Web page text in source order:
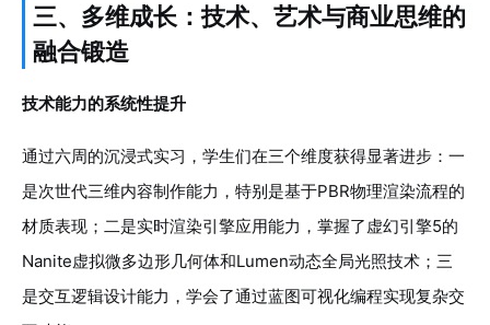
三、多维成长：技术、艺术与商业思维的
融合锻造
技术能力的系统性提升
通过六周的沉浸式实习，学生们在三个维度获得显著进步：一
是次世代三维内容制作能力，特别是基于PBR物理渲染流程的
材质表现；二是实时渲染引擎应用能力，掌握了虚幻引擎5的
Nanite虚拟微多边形几何体和Lumen动态全局光照技术；三
是交互逻辑设计能力，学会了通过蓝图可视化编程实现复杂交